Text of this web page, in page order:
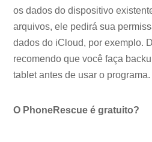
os dados do dispositivo
arquivos, ele pedirá sua
dados do iCloud, por exemplo.
recomendo que você faça
tablet antes de usar o programa.
O PhoneRescue é gratuito?